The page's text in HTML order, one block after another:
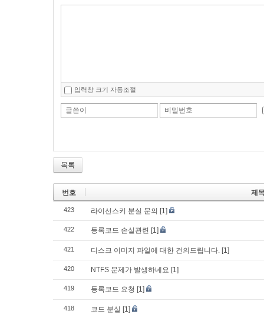
입력창 크기 자동조절
글쓴이 비밀번호
목록
번호 제
423 라이선스키 분실 문의 [1]
422 등록코드 손실관련 [1]
421 디스크 이미지 파일에 대한 건의드립니다. [1]
420 NTFS 문제가 발생하네요 [1]
419 등록코드 요청 [1]
418 코드 분실 [1]